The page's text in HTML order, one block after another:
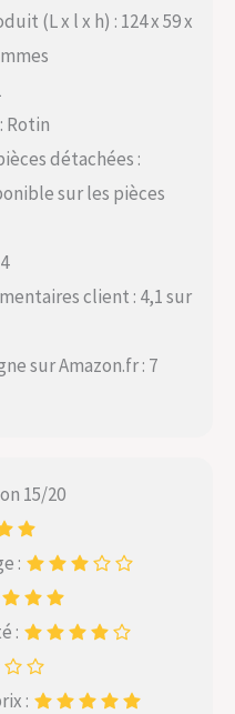
(L x l x h) : 124 x 59 x
Rotin
détachées :
sur les pièces
client : 4,1 sur
sur Amazon.fr : 7
15/20
:
:
: